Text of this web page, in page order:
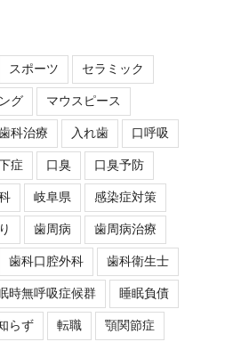
スポーツ セラミック
グ マウスピース
科治療 入れ歯 口呼吸
症 口臭 口臭予防
岐阜県 感染症対策
歯周病 歯周病治療
歯科口腔外科 歯科衛生士
時無呼吸症候群 睡眠負債
らず 転職 顎関節症